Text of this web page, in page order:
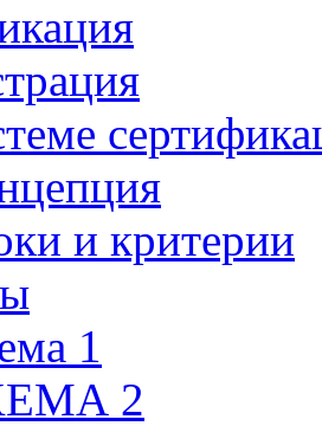
и критерии
1
2